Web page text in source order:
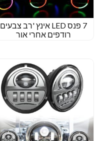
7 פנס LED אינץ 'רב צבעים
רודפים אחרי אור